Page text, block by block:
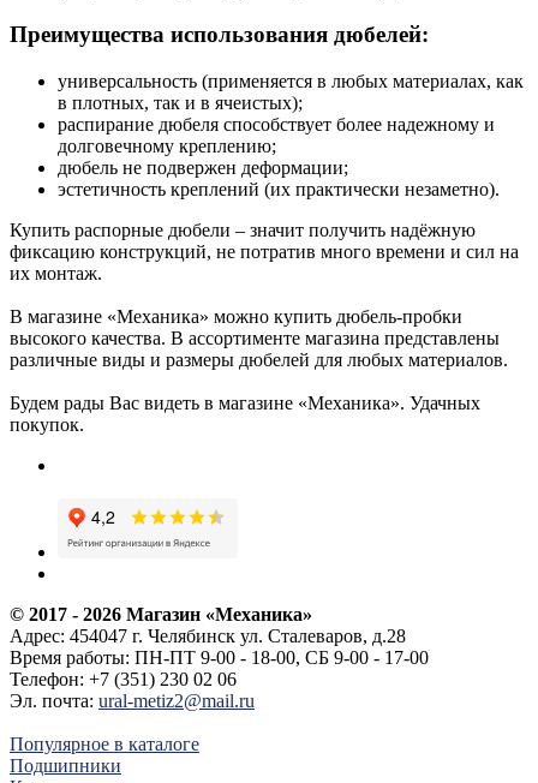
Преимущества использования дюбелей:
универсальность (применяется в любых материалах, как
в плотных, так и в ячеистых);
распирание дюбеля способствует более надежному и
долговечному креплению;
дюбель не подвержен деформации;
эстетичность креплений (их практически незаметно).
Купить распорные дюбели – значит получить надёжную
фиксацию конструкций, не потратив много времени и сил на
их монтаж.
В магазине «Механика» можно купить дюбель-пробки
высокого качества. В ассортименте магазина представлены
различные виды и размеры дюбелей для любых материалов.
Будем рады Вас видеть в магазине «Механика». Удачных
покупок.
© 2017 - 2026 Магазин «Механика»
Адрес: 454047 г. Челябинск ул. Сталеваров, д.28
Время работы: ПН-ПТ 9-00 - 18-00, СБ 9-00 - 17-00
Телефон: +7 (351) 230 02 06
Эл. почта: ural-metiz2@mail.ru
Популярное в каталоге
Подшипники